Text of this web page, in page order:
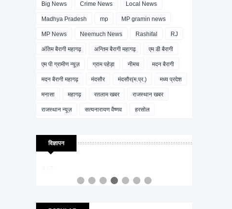
Big News Crime News Local News
Madhya Pradesh mp MP gramin news
MP News Neemuch News Rashifal RJ
अंतिम बैरागी महागढ़ अन्तिम बैरागी महागढ़ एम डी बैरागी
एम पी ग्रामीण न्यूज़ ग्राम पहेड़ा नीमच मदन बैरागी
मदन बैरागी महागढ़ मंदसौर मंदसौर(म.प्र.) मध्य प्रदेश
मनासा महागढ़ रतलाम खबर राजस्थान खबर
राजस्थान न्यूज़ सत्यनारायण वैष्णव हरसोल
विज्ञापन